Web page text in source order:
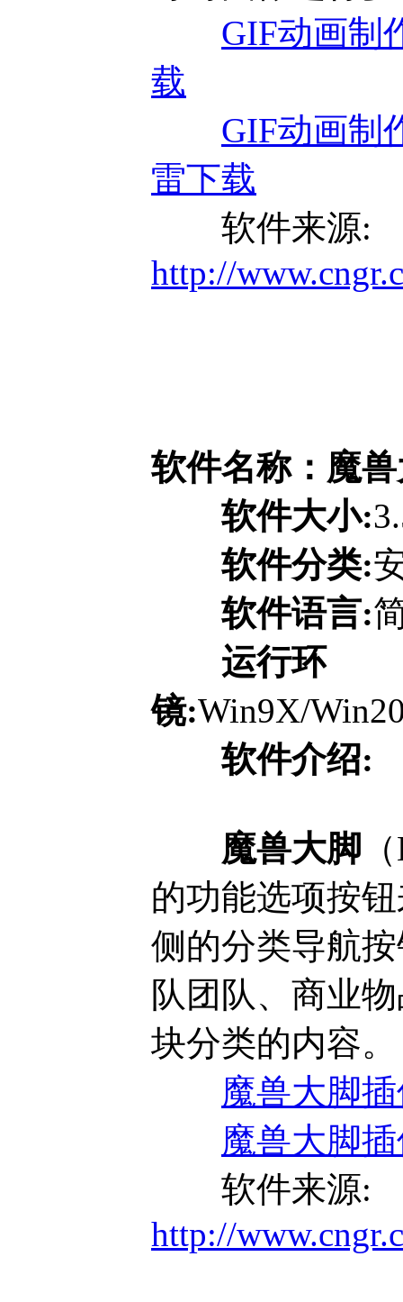
GIF动画制
载
GIF动画制
雷下载
软件来源:
http://
软件名称：魔
软件大小:
软件分类:
软件语言:
运行环
镜:Win9X/
软件介绍:
魔兽大脚
的功能选项按
侧的分类导航
队团队、商业
块分类的内容。
魔兽大脚
魔兽大脚
软件来源:
http://